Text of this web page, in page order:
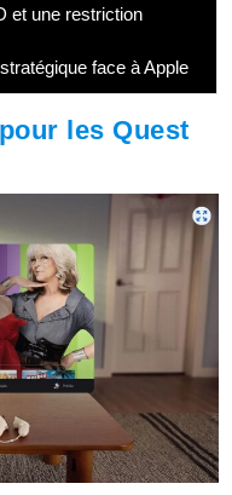
et une restriction
face à Apple
les Quest